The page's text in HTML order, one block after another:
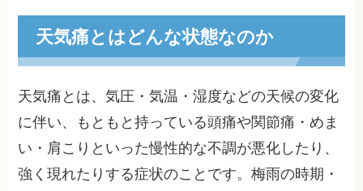
天気痛とはどんな状態なのか
天気痛とは、気圧・気温・湿度などの天候の変化
に伴い、もともと持っている頭痛や関節痛・めま
い・肩こりといった慢性的な不調が悪化したり、
強く現れたりする症状のことです。梅雨の時期・